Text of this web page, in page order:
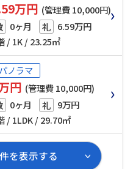
万円 (管理費 10,000円)
0ヶ月 礼 6.59万円
/ 1K / 23.25㎡
ノラマ
円 (管理費 10,000円)
0ヶ月 礼 9万円
/ 1LDK / 29.70㎡
件を表示する